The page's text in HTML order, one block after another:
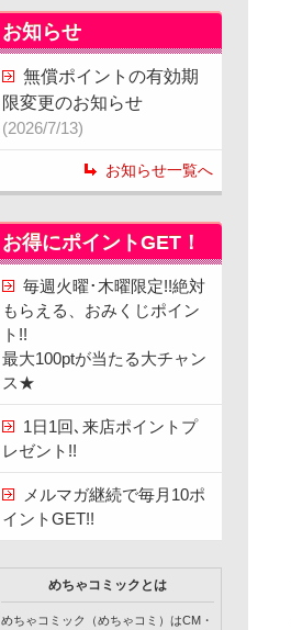
お知らせ
無償ポイントの有効期
限変更のお知らせ
(2026/7/13)
お知らせ一覧へ
お得にポイントGET！
毎週火曜･木曜限定!!絶対
もらえる、おみくじポイン
ト!!
最大100ptが当たる大チャン
ス★
1日1回､来店ポイントプ
レゼント!!
メルマガ継続で毎月10ポ
イントGET!!
めちゃコミックとは
めちゃコミック（めちゃコミ）はCM・